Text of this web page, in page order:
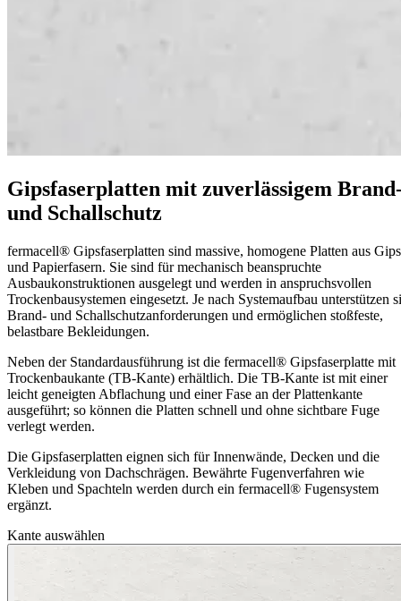
Gipsfaserplatten mit zuverlässigem
und Schallschutz
fermacell® Gipsfaserplatten sind massive, homogene Platten aus Gips
und Papierfasern. Sie sind für mechanisch beanspruchte
Ausbaukonstruktionen ausgelegt und werden in anspruchsvollen
Trockenbausystemen eingesetzt. Je nach Systemaufbau unterstützen
Brand- und Schallschutzanforderungen und ermöglichen stoßfeste,
belastbare Bekleidungen.
Neben der Standardausführung ist die fermacell® Gipsfaserplatte mit
Trockenbaukante (TB-Kante) erhältlich. Die TB-Kante ist mit einer
leicht geneigten Abflachung und einer Fase an der Plattenkante
ausgeführt; so können die Platten schnell und ohne sichtbare Fuge
verlegt werden.
Die Gipsfaserplatten eignen sich für Innenwände, Decken und die
Verkleidung von Dachschrägen. Bewährte Fugenverfahren wie
Kleben und Spachteln werden durch ein fermacell® Fugensystem
ergänzt.
Kante auswählen